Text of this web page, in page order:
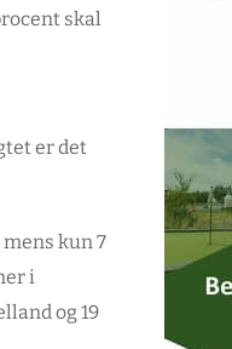
skal
er det
kun 7
i
og 19